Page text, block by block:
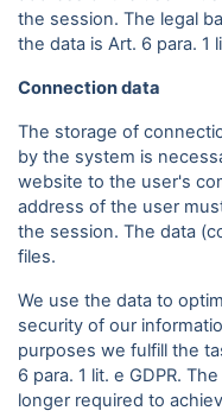
the session. The legal
the data is Art. 6 para. 1
Connection data
The storage of
by the system is
website to the user's
address of the user
the session. The data
files.
We use the data to
security of our
purposes we fulfill the
6 para. 1 lit. e GDPR.
longer required to